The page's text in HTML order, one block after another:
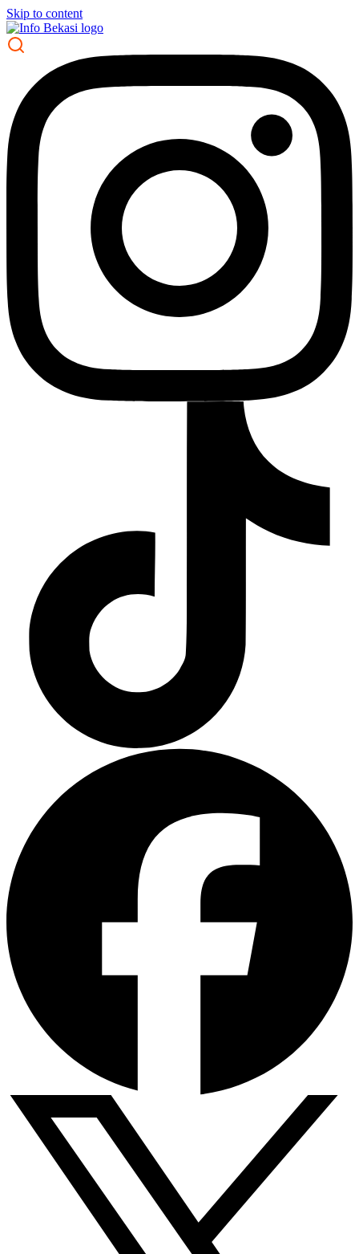
Skip to content